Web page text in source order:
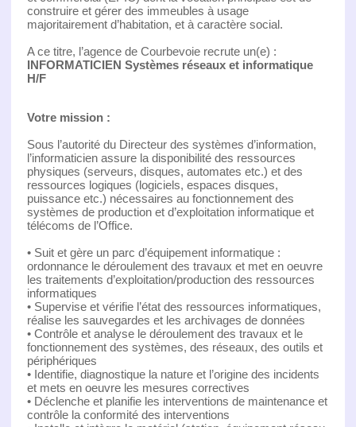
construire et gérer des immeubles à usage
majoritairement d’habitation, et à caractère social.
A ce titre, l’agence de Courbevoie recrute un(e) :
INFORMATICIEN Systèmes réseaux et informatique
H/F
Votre mission :
Sous l’autorité du Directeur des systèmes d’information,
l’informaticien assure la disponibilité des ressources
physiques (serveurs, disques, automates etc.) et des
ressources logiques (logiciels, espaces disques,
puissance etc.) nécessaires au fonctionnement des
systèmes de production et d’exploitation informatique et
télécoms de l’Office.
• Suit et gère un parc d’équipement informatique :
ordonnance le déroulement des travaux et met en oeuvre
les traitements d’exploitation/production des ressources
informatiques
• Supervise et vérifie l’état des ressources informatiques,
réalise les sauvegardes et les archivages de données
• Contrôle et analyse le déroulement des travaux et le
fonctionnement des systèmes, des réseaux, des outils et
périphériques
• Identifie, diagnostique la nature et l’origine des incidents
et mets en oeuvre les mesures correctives
• Déclenche et planifie les interventions de maintenance et
contrôle la conformité des interventions